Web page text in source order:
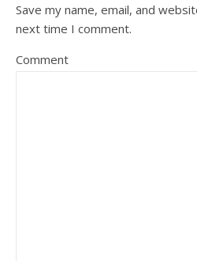
Save my name, email, and
next time I comment.
Comment